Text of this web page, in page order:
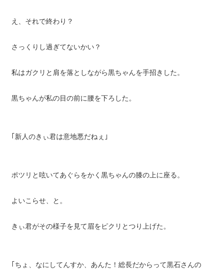
え、それで終わり？
さっくりし過ぎてないかい？
私はガクリと肩を落としながら黒ちゃんを手招きした。
黒ちゃんが私の目の前に腰を下ろした。
｢新人のきぃ君は意地悪だねぇ｣
ポツリと呟いてあぐらをかく黒ちゃんの膝の上に座る。
よいこらせ、と。
きぃ君がその様子を見て眉をピクリとつり上げた。
｢ちょ、なにしてんすか、あんた！総長だからって黒石さんの